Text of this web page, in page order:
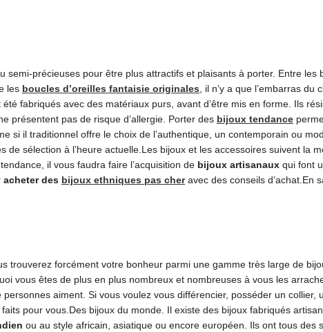
précieuses pour être plus attractifs et plaisants à porter. Entre les
les boucles d’oreilles fantaisie originales, il n’y a que l’embarras du
fabriqués avec des matériaux purs, avant d’être mis en forme. Ils
présentent pas de risque d’allergie. Porter des bijoux tendance
si il traditionnel offre le choix de l’authentique, un contemporain ou
de sélection à l’heure actuelle.Les bijoux et les accessoires suivent la
il vous faudra faire l’acquisition de bijoux artisanaux qui font
acheter des bijoux ethniques pas cheravec des conseils d’achat.En
trouverez forcément votre bonheur parmi une gamme très large de
vous êtes de plus en plus nombreux et nombreuses à vous les
aiment. Si vous voulez vous différencier, posséder un collier,
pour vous.Des bijoux du monde. Il existe des bijoux fabriqués
ou au style africain, asiatique ou encore européen. Ils ont tous des